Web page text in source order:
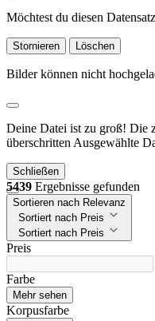
Möchtest du diesen
Stornieren Löschen
Bilder können nicht
Deine Datei ist zu groß! Die
überschritten Ausgewählte
Schließen
5439 Ergebnisse gefunden
Sortieren nach Relevanz
Sortiert nach Preis
Sortiert nach Preis
Preis
Farbe
Mehr sehen
Korpusfarbe